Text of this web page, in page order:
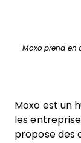
Moxo prend en
Moxo est un
les
propose des